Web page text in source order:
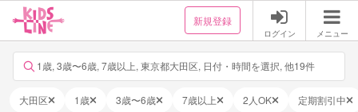
新規登録
ログイン メニュー
1歳, 3歳〜6歳, 7歳以上, 東京都大田区, 日付・時間を選択, 他19件
大田区 1歳 3歳〜6歳 7歳以上 2人OK 定期割引中